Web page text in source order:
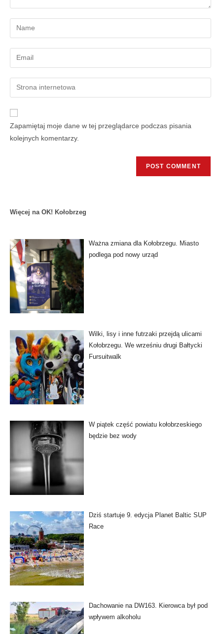
Zapamiętaj moje dane w tej przeglądarce podczas pisania
kolejnych komentarzy.
Więcej na OK! Kołobrzeg
Ważna zmiana dla Kołobrzegu. Miasto
podlega pod nowy urząd
Wilki, lisy i inne futrzaki przejdą ulicami
Kołobrzegu. We wrześniu drugi Bałtycki
Fursuitwalk
W piątek część powiatu kołobrzeskiego
będzie bez wody
Dziś startuje 9. edycja Planet Baltic SUP
Race
Dachowanie na DW163. Kierowca był pod
wpływem alkoholu